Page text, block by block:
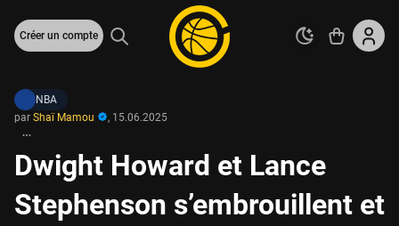
Créer un compte
NBA
par Shaï Mamou , 15.06.2025
Dwight Howard et Lance
Stephenson s’embrouillent et